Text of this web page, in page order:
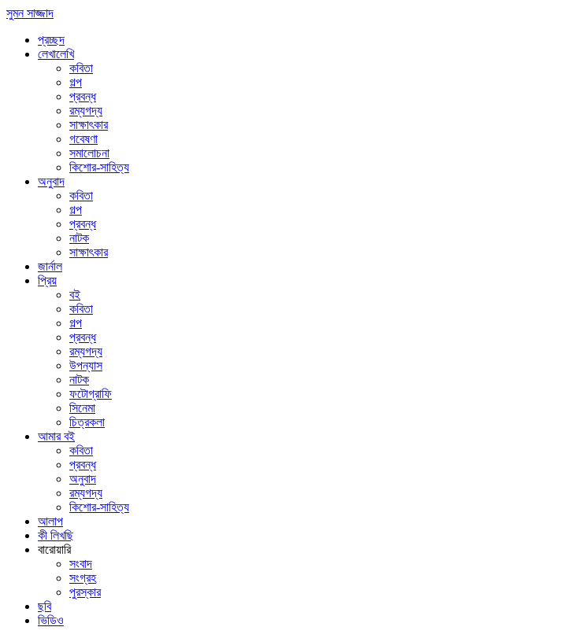
সুমন সাজ্জাদ
প্রচ্ছদ
লেখালেখি
কবিতা
গল্প
প্রবন্ধ
রম্যগদ্য
সাক্ষাৎকার
গবেষণা
সমালোচনা
কিশোর-সাহিত্য
অনুবাদ
কবিতা
গল্প
প্রবন্ধ
নাটক
সাক্ষাৎকার
জার্নাল
প্রিয়
বই
কবিতা
গল্প
প্রবন্ধ
রম্যগদ্য
উপন্যাস
নাটক
ফটোগ্রাফি
সিনেমা
চিত্রকলা
আমার বই
কবিতা
প্রবন্ধ
অনুবাদ
রম্যগদ্য
কিশোর-সাহিত্য
আলাপ
কী লিখছি
বারোয়ারি
সংবাদ
সংগ্রহ
পুরস্কার
ছবি
ভিডিও